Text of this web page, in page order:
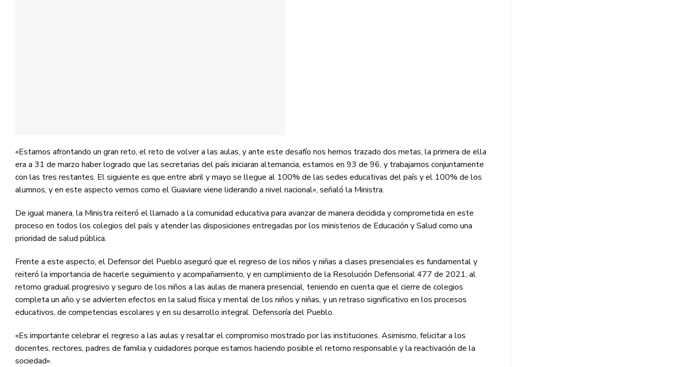
«Estamos afrontando un gran reto, el reto de volver a las aulas, y ante este desafío nos hemos trazado dos metas, la primera de ella
era a 31 de marzo haber logrado que las secretarias del país iniciaran alternancia, estamos en 93 de 96, y trabajamos conjuntamente
con las tres restantes. El siguiente es que entre abril y mayo se llegue al 100% de las sedes educativas del país y el 100% de los
alumnos, y en este aspecto vemos como el Guaviare viene liderando a nivel nacional», señaló la Ministra.
De igual manera, la Ministra reiteró el llamado a la comunidad educativa para avanzar de manera decidida y comprometida en este
proceso en todos los colegios del país y atender las disposiciones entregadas por los ministerios de Educación y Salud como una
prioridad de salud pública.
Frente a este aspecto, el Defensor del Pueblo aseguró que el regreso de los niños y niñas a clases presenciales es fundamental y
reiteró la importancia de hacerle seguimiento y acompañamiento, y en cumplimiento de la Resolución Defensorial 477 de 2021, al
retorno gradual progresivo y seguro de los niños a las aulas de manera presencial, teniendo en cuenta que el cierre de colegios
completa un año y se advierten efectos en la salud física y mental de los niños y niñas, y un retraso significativo en los procesos
educativos, de competencias escolares y en su desarrollo integral. Defensoría del Pueblo.
«Es importante celebrar el regreso a las aulas y resaltar el compromiso mostrado por las instituciones. Asimismo, felicitar a los
docentes, rectores, padres de familia y cuidadores porque estamos haciendo posible el retorno responsable y la reactivación de la
sociedad».